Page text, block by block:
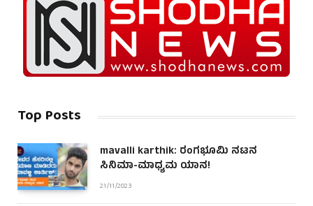
Top Posts
mavalli karthik: ರಂಗಭೂಮಿ ನಟನ
ಸಿನಿಮಾ-ಮಾಧ್ಯಮ ಯಾನ!
21/11/2023